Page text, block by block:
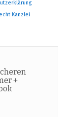
Kanzlei
+